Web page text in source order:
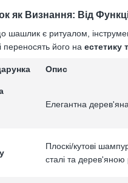
як Визнання: Від
шашлик є ритуалом,
переносять його на естетику
Опис
Елегантна
Плоскі/кутові
сталі та дерев'яною